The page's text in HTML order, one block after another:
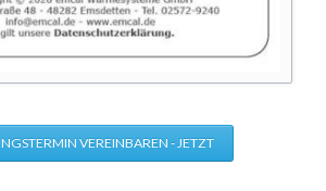
VEREINBAREN - JETZT